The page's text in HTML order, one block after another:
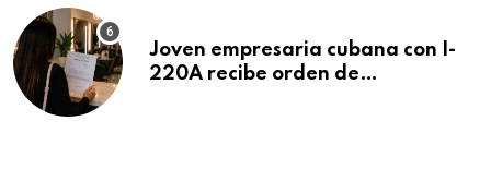
Joven empresaria cubana con I-
220A recibe orden de